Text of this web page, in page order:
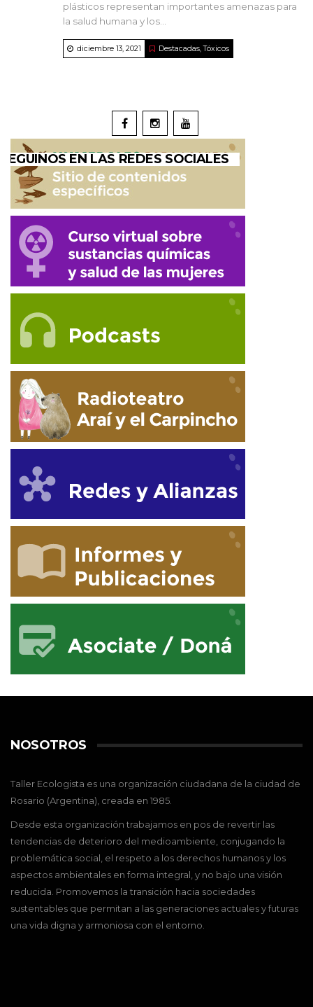
plásticos representan importantes amenazas para
la salud humana y los...
diciembre 13, 2021 Destacadas,Tóxicos
SEGUINOS EN LAS REDES SOCIALES
NOSOTROS
Taller Ecologista es una organización ciudadana de la ciudad de
Rosario (Argentina), creada en 1985.
Desde esta organización trabajamos en pos de revertir las
tendencias de deterioro del medioambiente, conjugando la
problemática social, el respeto a los derechos humanos y los
aspectos ambientales en forma integral, y no bajo una visión
reducida. Promovemos la transición hacia sociedades
sustentables que permitan a las generaciones actuales y futuras
una vida digna y armoniosa con el entorno.